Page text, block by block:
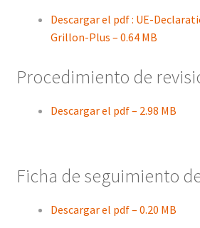
Descargar el pdf : UE-
Grillon-Plus – 0.64 MB
Procedimiento de
Descargar el pdf – 2.98 MB
Ficha de seguimiento
Descargar el pdf – 0.20 MB